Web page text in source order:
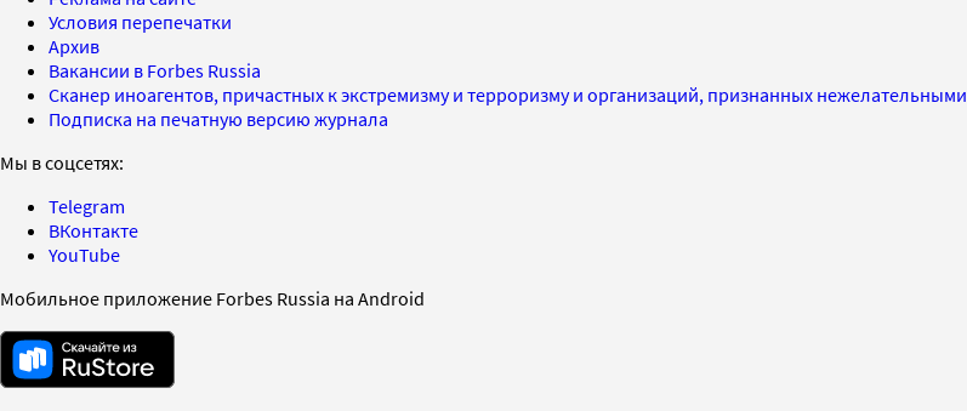
Условия перепечатки
Архив
Вакансии в Forbes Russia
Сканер иноагентов, причастных к экстремизму и терроризму и организаций, признанных нежелательными
Подписка на печатную версию журнала
Мы в соцсетях:
Telegram
ВКонтакте
YouTube
Мобильное приложение Forbes Russia на Android